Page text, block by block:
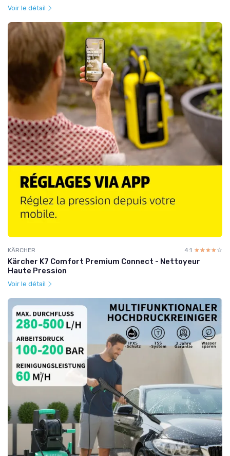
Voir le détail
KÄRCHER 4.1 ☆☆☆☆☆
★★★★★
Kärcher K7 Comfort Premium Connect - Nettoyeur
Haute Pression
Voir le détail